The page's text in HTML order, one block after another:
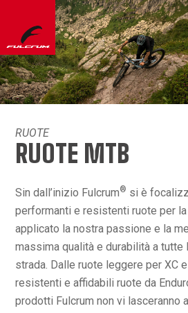
RUOTE
RUOTE MTB
Sin dall’inizio Fulcrum® si è
performanti e resistenti ruote per
applicato la nostra passione e la
massima qualità e durabilità a
strada. Dalle ruote leggere per XC
resistenti e affidabili ruote da
prodotti Fulcrum non vi lasceranno